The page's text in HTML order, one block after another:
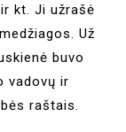
kt. Ji užrašė
Už
buvo
vadovų ir
raštais.